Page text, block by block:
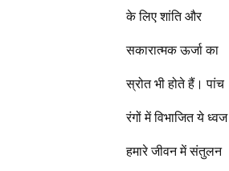
के लिए शांति और
सकारात्मक ऊर्जा का
स्रोत भी होते हैं। पांच
रंगों में विभाजित ये ध्वज
हमारे जीवन में संतुलन